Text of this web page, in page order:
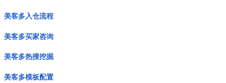
美客多入仓流程
美客多买家咨询
美客多热搜挖掘
美客多模板配置